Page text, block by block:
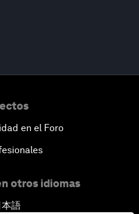
en el Foro
otros idiomas
本語